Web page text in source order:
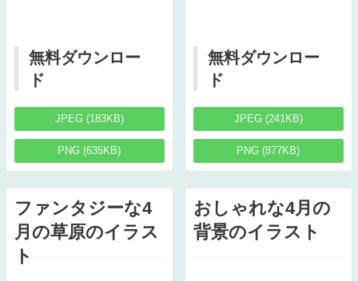
無料ダウンロー
ド
JPEG (183KB)
PNG (635KB)
無料ダウンロー
ド
JPEG (241KB)
PNG (877KB)
ファンタジーな4
月の草原のイラス
ト
おしゃれな4月の
背景のイラスト